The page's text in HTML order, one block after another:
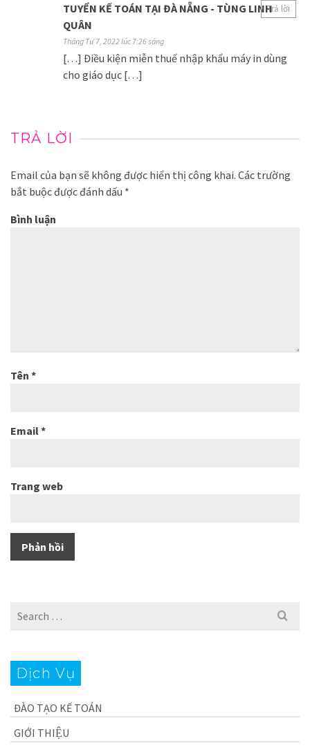
TUYỂN KẾ TOÁN TẠI ĐÀ NẴNG - TÙNG LINH
QUÂN
Tháng Tư 7, 2022 lúc 7:26 sáng
[…] Điều kiện miễn thuế nhập khẩu máy in dùng
cho giáo dục […]
Trả lời
TRẢ LỜI
Email của bạn sẽ không được hiển thị công khai. Các trường
bắt buộc được đánh dấu *
Bình luận
Tên *
Email*
Trang web
Search
Dịch Vụ
ĐÀO TẠO KẾ TOÁN
GIỚI THIỆU